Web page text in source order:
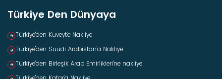
Türkiye Den Dünyaya
Türkiye'den Kuveyt'e Nakliye
Türkiye'den Suudi Arabistan'a Nakliye
Türkiye'den Birleşik Arap Emirlikleri'ne nakliye